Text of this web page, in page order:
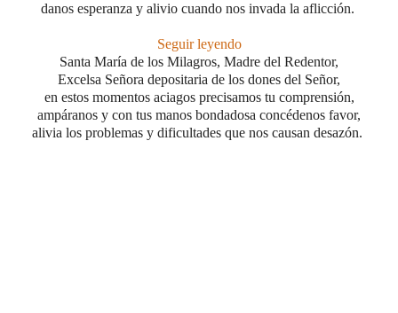
danos esperanza y alivio cuando nos invada la aflicción.
Seguir leyendo
Santa María de los Milagros, Madre del Redentor,
Excelsa Señora depositaria de los dones del Señor,
en estos momentos aciagos precisamos tu comprensión,
ampáranos y con tus manos bondadosa concédenos favor,
alivia los problemas y dificultades que nos causan desazón.